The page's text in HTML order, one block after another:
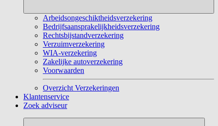
Arbeidsongeschiktheidsverzekering
Bedrijfsaansprakelijkheidsverzekering
Rechtsbijstandverzekering
Verzuimverzekering
WIA-verzekering
Zakelijke autoverzekering
Voorwaarden
Overzicht Verzekeringen
Klantenservice
Zoek adviseur